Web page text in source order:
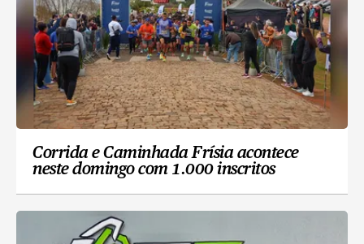
Corrida e Caminhada Frísia acontece
neste domingo com 1.000 inscritos